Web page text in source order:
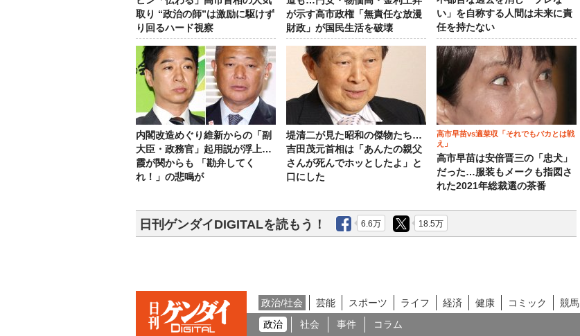
取り “政治の師”は激励に駆けず
り回るハード視察
が示す高市政権「無責任な放漫
財政」が国民生活を破壊
い」を自称する人間は未来に責
任を持たない
内閣改造めぐり維新からの「副
大臣・政務官」起用説が浮上…
霞が関からも 「勘弁してく
れ！」の悲鳴が
堤清二が見た昭和の傑物たち…
吉田茂元首相は「あんたの親父
さんが死んでホッとしたよ」と
口にした
高市早苗vs適菜収「それでもバカとは戦
え」
高市早苗は安倍晋三の「忠犬」
だった…服装もメークも指図さ
れた2021年総裁選の茶番
日刊ゲンダイDIGITALを読もう！ 6.6万 18.5万
政治/社会 芸能 スポーツ ライフ 経済 健康 コミック 競馬
政治
社会 事件 コラム